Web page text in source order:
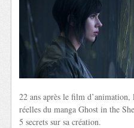
22 ans après le film d’animation,
réelles du manga Ghost in the
5 secrets sur sa création.